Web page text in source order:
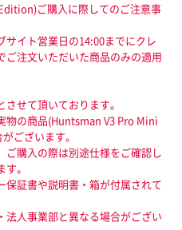
ご購入に際してのご注意事
イト営業日の14:00までにクレ
ご注文いただいた商品のみの適用
せて頂いております。
の商品(Huntsman V3 Pro Mini
ございます。
購入の際は別途仕様をご確認し
。
証書や説明書・箱が付属されて
人事業部と異なる場合がござい